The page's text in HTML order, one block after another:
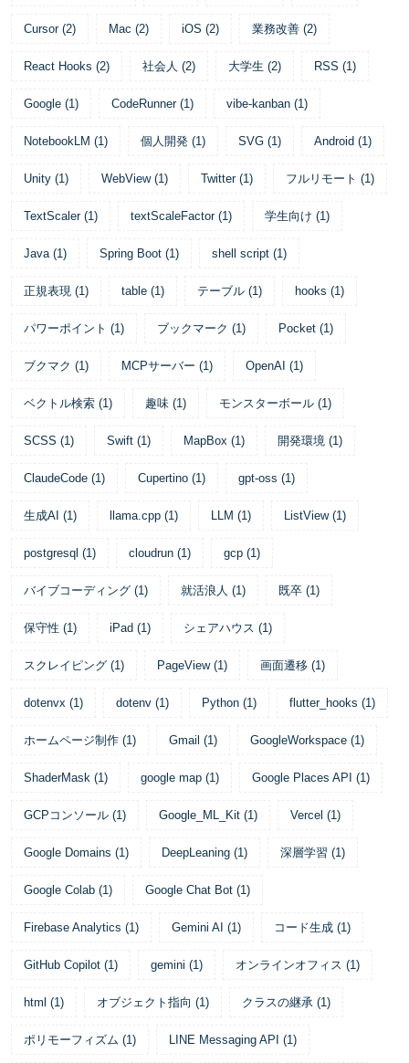
Cursor (2) Mac (2) iOS (2) 業務改善 (2)
React Hooks (2) 社会人 (2) 大学生 (2) RSS (1)
Google (1) CodeRunner (1) vibe-kanban (1)
NotebookLM (1) 個人開発 (1) SVG (1) Android (1)
Unity (1) WebView (1) Twitter (1) フルリモート (1)
TextScaler (1) textScaleFactor (1) 学生向け (1)
Java (1) Spring Boot (1) shell script (1)
正規表現 (1) table (1) テーブル (1) hooks (1)
パワーポイント (1) ブックマーク (1) Pocket (1)
ブクマク (1) MCPサーバー (1) OpenAI (1)
ベクトル検索 (1) 趣味 (1) モンスターボール (1)
SCSS (1) Swift (1) MapBox (1) 開発環境 (1)
ClaudeCode (1) Cupertino (1) gpt-oss (1)
生成AI (1) llama.cpp (1) LLM (1) ListView (1)
postgresql (1) cloudrun (1) gcp (1)
バイブコーディング (1) 就活浪人 (1) 既卒 (1)
保守性 (1) iPad (1) シェアハウス (1)
スクレイピング (1) PageView (1) 画面遷移 (1)
dotenvx (1) dotenv (1) Python (1) flutter_hooks (1)
ホームページ制作 (1) Gmail (1) GoogleWorkspace (1)
ShaderMask (1) google map (1) Google Places API (1)
GCPコンソール (1) Google_ML_Kit (1) Vercel (1)
Google Domains (1) DeepLeaning (1) 深層学習 (1)
Google Colab (1) Google Chat Bot (1)
Firebase Analytics (1) Gemini AI (1) コード生成 (1)
GitHub Copilot (1) gemini (1) オンラインオフィス (1)
html (1) オブジェクト指向 (1) クラスの継承 (1)
ポリモーフィズム (1) LINE Messaging API (1)